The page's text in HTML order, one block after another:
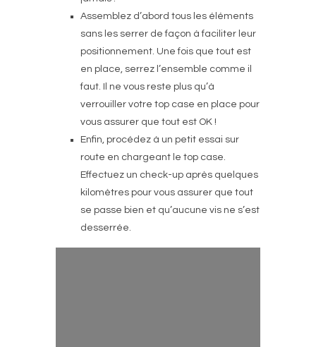
Assemblez d’abord tous les éléments
sans les serrer de façon à faciliter leur
positionnement. Une fois que tout est
en place, serrez l’ensemble comme il
faut. Il ne vous reste plus qu’à
verrouiller votre top case en place pour
vous assurer que tout est OK !
Enfin, procédez à un petit essai sur
route en chargeant le top case.
Effectuez un check-up après quelques
kilomètres pour vous assurer que tout
se passe bien et qu’aucune vis ne s’est
desserrée.